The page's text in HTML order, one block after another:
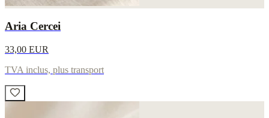
Aria Cercei
33,00 EUR
TVA inclus, plus transport